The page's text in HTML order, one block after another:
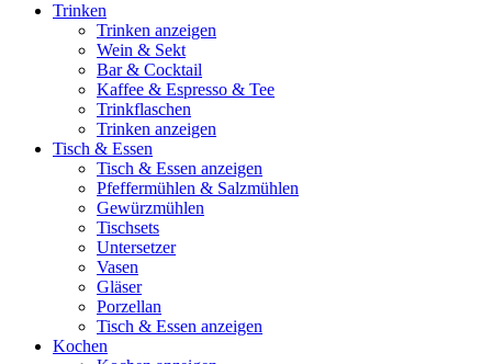
Trinken
Trinken anzeigen
Wein & Sekt
Bar & Cocktail
Kaffee & Espresso & Tee
Trinkflaschen
Trinken anzeigen
Tisch & Essen
Tisch & Essen anzeigen
Pfeffermühlen & Salzmühlen
Gewürzmühlen
Tischsets
Untersetzer
Vasen
Gläser
Porzellan
Tisch & Essen anzeigen
Kochen